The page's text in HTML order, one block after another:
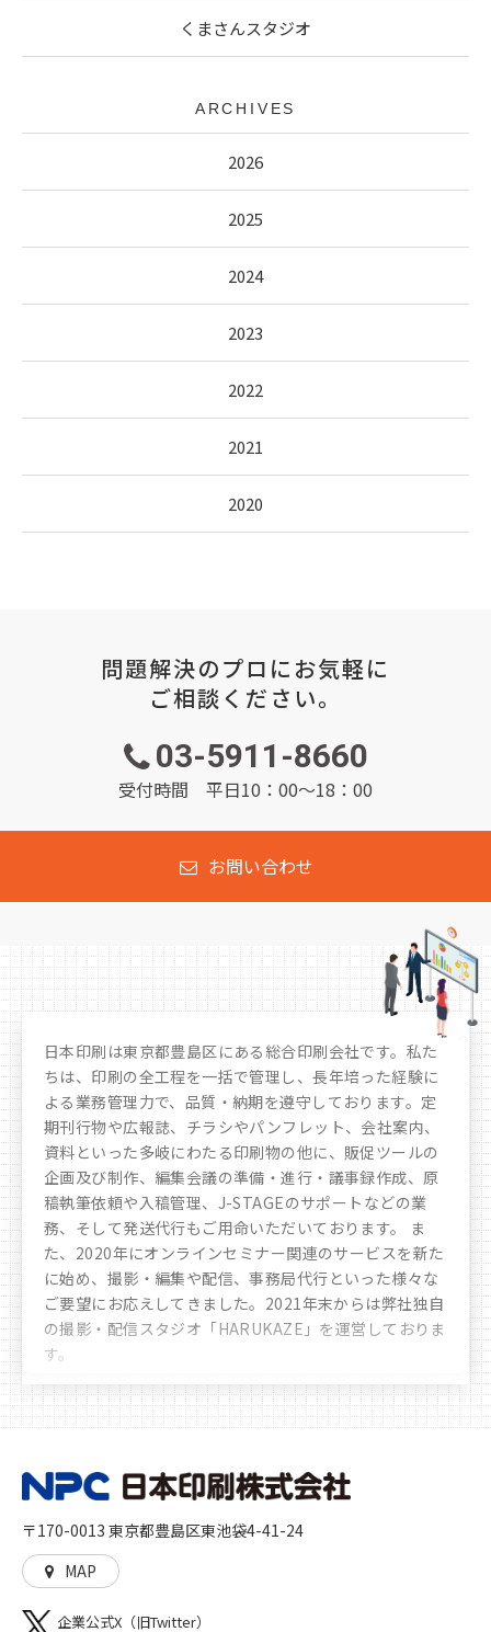
くまさんスタジオ
ARCHIVES
2026
2025
2024
2023
2022
2021
2020
問題解決のプロにお気軽に
ご相談ください。
03-5911-8660
受付時間 平日10：00～18：00
お問い合わせ
日本印刷は東京都豊島区にある総合印刷会社です。私た
ちは、印刷の全工程を一括で管理し、長年培った経験に
よる業務管理力で、品質・納期を遵守しております。定
期刊行物や広報誌、チラシやパンフレット、会社案内、
資料といった多岐にわたる印刷物の他に、販促ツールの
企画及び制作、編集会議の準備・進行・議事録作成、原
稿執筆依頼や入稿管理、J-STAGEのサポートなどの業
務、そして発送代行もご用命いただいております。 ま
た、2020年にオンラインセミナー関連のサービスを新た
に始め、撮影・編集や配信、事務局代行といった様々な
ご要望にお応えしてきました。 2021年末からは弊社独自
の撮影・配信スタジオ「HARUKAZE」を運営しておりま
す。
豊富なノウハウや実績により、お客様へ多彩かつ最善な
選択肢のご提案をさせていただきます。時代の移り変わ
に、社会に、彩りを加えるとともに、想像や行動の機会
る「モノ」づくり、印刷物をきっかけとした新たな機会
や世界を生む「コト」づくりの両方をご提供いたしま
す。
〒170-0013 東京都豊島区東池袋4-41-24
MAP
企業公式X（旧Twitter）